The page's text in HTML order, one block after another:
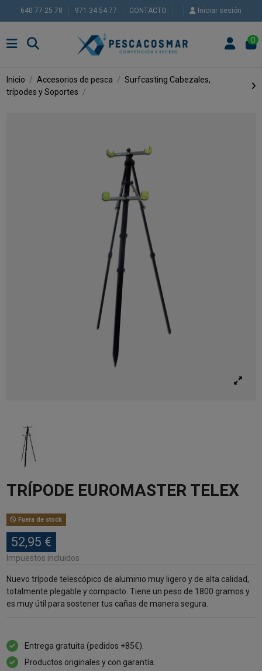
640 77 25 78 971 34 54 77 CONTACTO Iniciar sesión
0
Inicio Accesorios de pesca Surfcasting Cabezales,
trípodes y Soportes
TRÍPODE EUROMASTER TELEX
Fuera de stock
52,95 €
Impuestos incluidos
Nuevo trípode telescópico de aluminio muy ligero y de alta calidad,
totalmente plegable y compacto. Tiene un peso de 1800 gramos y
es muy útil para sostener tus cañas de manera segura.
Entrega gratuita (pedidos +85€).
Productos originales y con garantía.